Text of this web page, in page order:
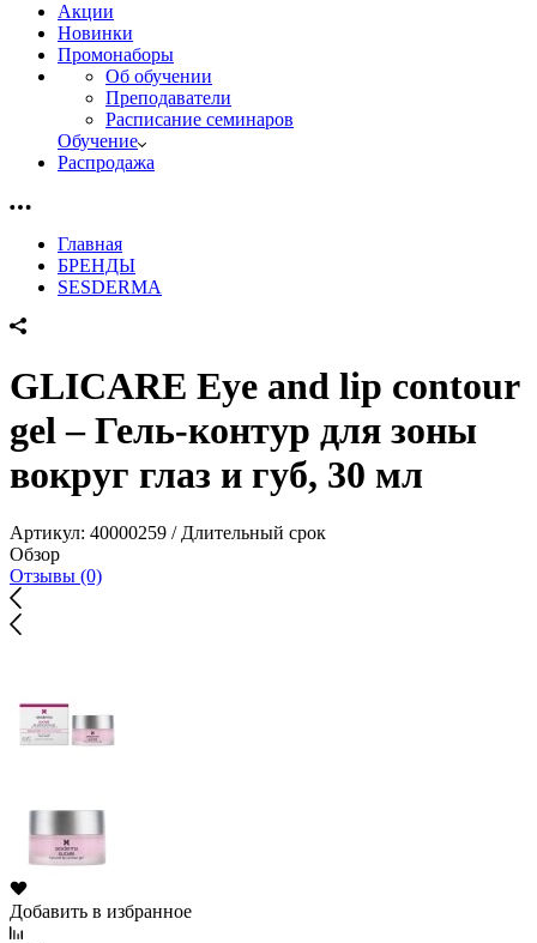
Акции
Новинки
Промонаборы
Об обучении
Преподаватели
Расписание семинаров
Обучение
Распродажа
Главная
БРЕНДЫ
SESDERMA
GLICARE Eye and lip contour
gel – Гель-контур для зоны
вокруг глаз и губ, 30 мл
Артикул: 40000259 / Длительный срок
Обзор
Отзывы (0)
Добавить в избранное